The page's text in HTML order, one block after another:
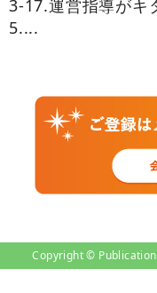
3-17.運営指導がキ
5....
Copyright © Publication